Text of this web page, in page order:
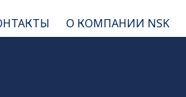
О КОМПАНИИ NSK